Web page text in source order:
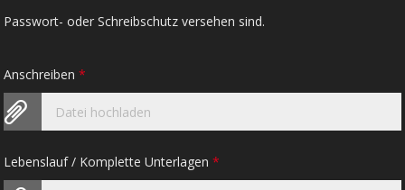
Passwort- oder Schreibschutz versehen sind.
Anschreiben*
Datei hochladen
Lebenslauf / Komplette Unterlagen*